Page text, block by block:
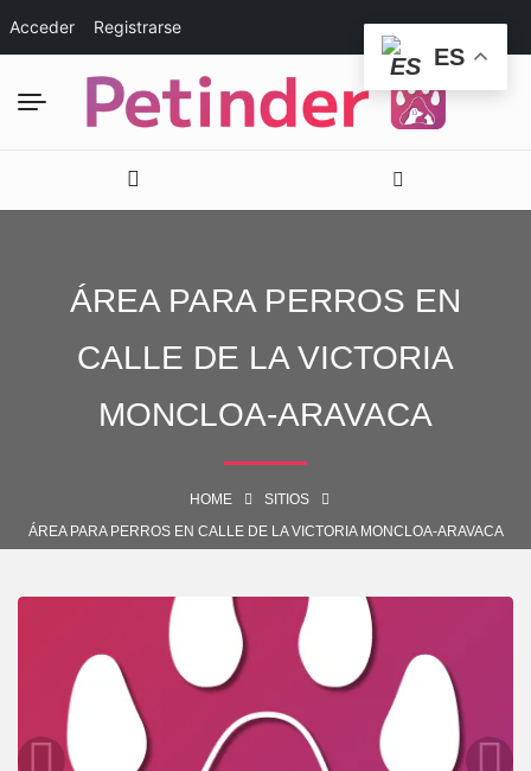
Acceder Registrarse
ÁREA PARA PERROS EN
CALLE DE LA VICTORIA
MONCLOA-ARAVACA
HOME
SITIOS
ÁREA PARA PERROS EN CALLE DE LA VICTORIA MONCLOA-ARAVACA
ES